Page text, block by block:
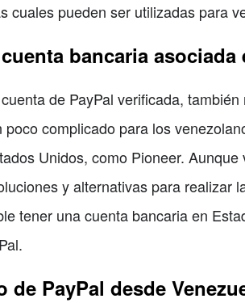
cuales pueden ser utilizadas para
bancaria asociada
de PayPal verificada,
poco complicado para los
Unidos, como Pioneer.
y alternativas para realizar
tener una cuenta bancaria en
de PayPal desde